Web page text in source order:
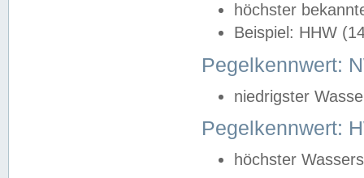
höchster
Beispiel: HHW
Pegelkennwert:
niedrigster
Pegelkennwert:
höchster